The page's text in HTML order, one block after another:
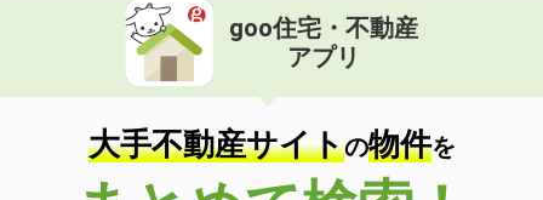
goo住宅・不動産
アプリ
大手不動産サイトの物件を